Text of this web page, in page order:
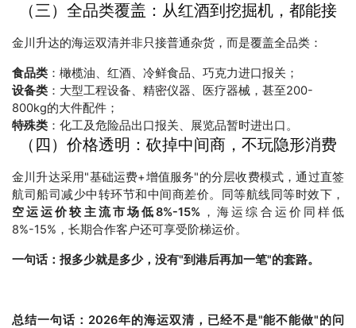
（三）全品类覆盖：从红酒到挖掘机，都能接
金川升达的海运双清并非只接普通杂货，而是覆盖全品类：
食品类 ：橄榄油、红酒、冷鲜食品、巧克力进口报关；
设备类 ：大型工程设备、精密仪器、医疗器械，甚至200-
800kg的大件配件；
特殊类 ：化工及危险品出口报关、展览品暂时进出口。
（四）价格透明：砍掉中间商，不玩隐形消费
金川升达采用"基础运费+增值服务"的分层收费模式，通过直签
航司船司减少中转环节和中间商差价。同等航线同等时效下，
空运运价较主流市场低8%-15% ，海运综合运价同样低
8%-15%，长期合作客户还可享受阶梯运价。
一句话：报多少就是多少，没有"到港后再加一笔"的套路。
总结一句话：2026年的海运双清，已经不是"能不能做"的问